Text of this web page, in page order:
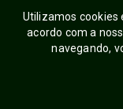
Utilizamos cookies
acordo com a
navegando,